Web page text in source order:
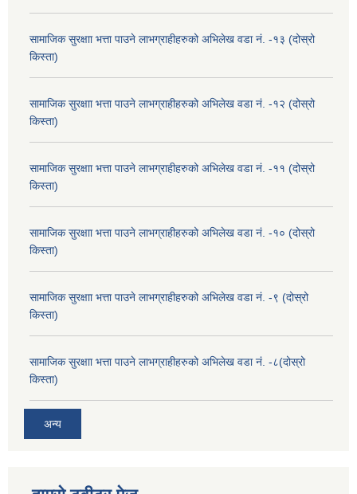
सामाजिक सुरक्षाा भत्ता पाउने लाभग्राहीहरुको अभिलेख वडा नं. -१३ (दोस्रो
किस्ता)
सामाजिक सुरक्षाा भत्ता पाउने लाभग्राहीहरुको अभिलेख वडा नं. -१२ (दोस्रो
किस्ता)
सामाजिक सुरक्षाा भत्ता पाउने लाभग्राहीहरुको अभिलेख वडा नं. -११ (दोस्रो
किस्ता)
सामाजिक सुरक्षाा भत्ता पाउने लाभग्राहीहरुको अभिलेख वडा नं. -१० (दोस्रो
किस्ता)
सामाजिक सुरक्षाा भत्ता पाउने लाभग्राहीहरुको अभिलेख वडा नं. -९ (दोस्रो
किस्ता)
सामाजिक सुरक्षाा भत्ता पाउने लाभग्राहीहरुको अभिलेख वडा नं. -८(दोस्रो
किस्ता)
अन्य